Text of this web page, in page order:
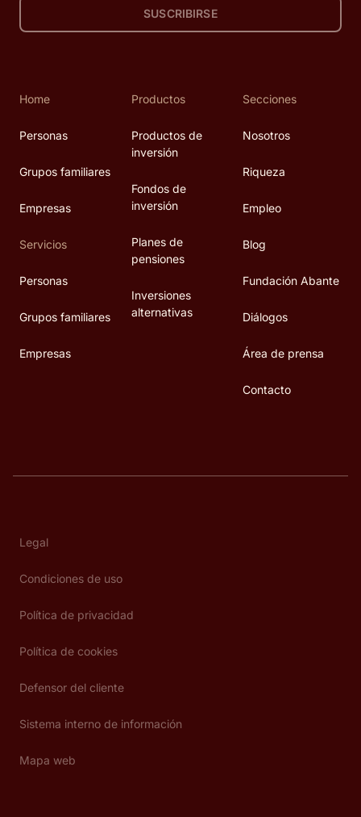
SUSCRIBIRSE
Home
Personas
Grupos familiares
Empresas
Servicios
Personas
Grupos familiares
Empresas
Productos
Productos de
inversión
Fondos de
inversión
Planes de
pensiones
Inversiones
alternativas
Secciones
Nosotros
Riqueza
Empleo
Blog
Fundación Abante
Diálogos
Área de prensa
Contacto
Legal
Condiciones de uso
Política de privacidad
Política de cookies
Defensor del cliente
Sistema interno de información
Mapa web